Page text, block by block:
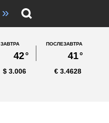
»
ЗАВТРА
42°
ПОСЛЕЗАВТРА
41°
3.006
$ 3.4628
€